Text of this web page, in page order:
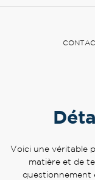
Voici une véritable
matière et de
questionnement